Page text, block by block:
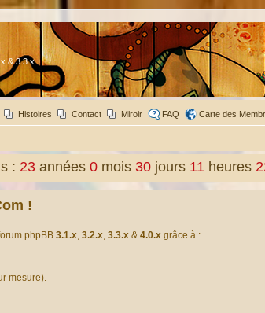
& 3.3.x
Histoires Contact Miroir FAQ Carte des
: 23 années0 mois30 jours11 heures
!
phpBB 3.1.x, 3.2.x, 3.3.x & 4.0.x grâce à :
mesure).